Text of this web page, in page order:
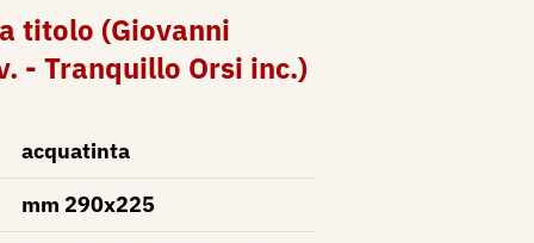
titolo (Giovanni
- Tranquillo Orsi inc.)
acquatinta
mm 290x225